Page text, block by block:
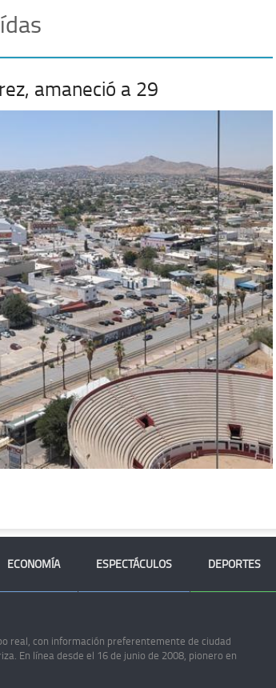
amaneció a 29
ECONOMÍA ESPECTÁCULOS DEPORTES
real, con información preferentemente de ciudad
En línea desde el 16 de junio de 2008, pionero en